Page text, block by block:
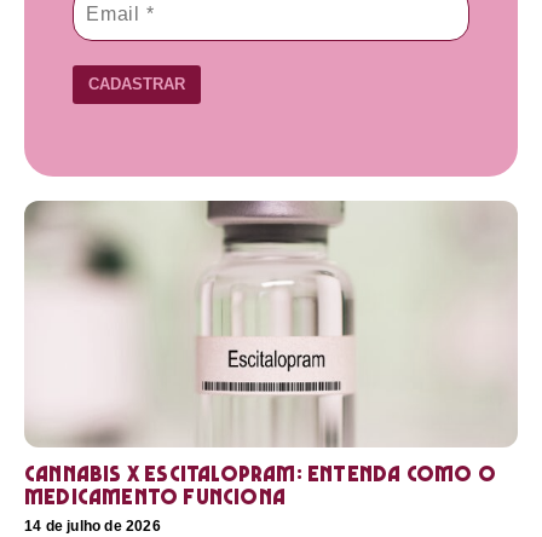
CADASTRAR
Cannabis X Escitalopram: Entenda como o
medicamento funciona
14 de julho de 2026